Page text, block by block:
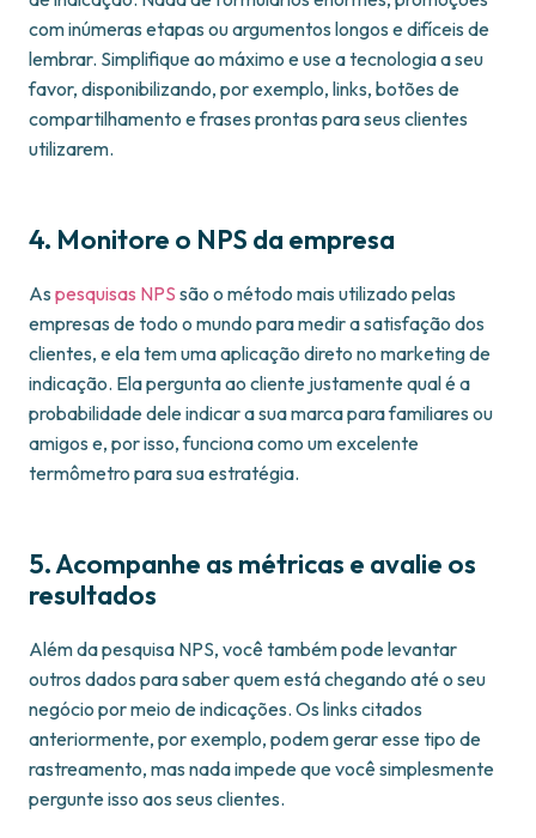
com inúmeras etapas ou argumentos longos e difíceis de
lembrar. Simplifique ao máximo e use a tecnologia a seu
favor, disponibilizando, por exemplo, links, botões de
compartilhamento e frases prontas para seus clientes
utilizarem.
4. Monitore o NPS da empresa
As pesquisas NPS são o método mais utilizado pelas
empresas de todo o mundo para medir a satisfação dos
clientes, e ela tem uma aplicação direto no marketing de
indicação. Ela pergunta ao cliente justamente qual é a
probabilidade dele indicar a sua marca para familiares ou
amigos e, por isso, funciona como um excelente
termômetro para sua estratégia.
5. Acompanhe as métricas e avalie os
resultados
Além da pesquisa NPS, você também pode levantar
outros dados para saber quem está chegando até o seu
negócio por meio de indicações. Os links citados
anteriormente, por exemplo, podem gerar esse tipo de
rastreamento, mas nada impede que você simplesmente
pergunte isso aos seus clientes.